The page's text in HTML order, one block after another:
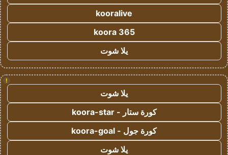
kooralive
koora 365
يلا شوت
!
يلا شوت
كورة ستار - koora-star
كورة جول - koora-goal
يلا شوت